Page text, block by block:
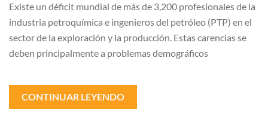
Existe un déficit mundial de más de 3,200 profesionales de la
industria petroquímica e ingenieros del petróleo (PTP) en el
sector de la exploración y la producción. Estas carencias se
deben principalmente a problemas demográficos
CONTINUAR LEYENDO